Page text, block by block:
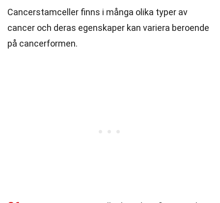
Cancerstamceller finns i många olika typer av
cancer och deras egenskaper kan variera beroende
på cancerformen.